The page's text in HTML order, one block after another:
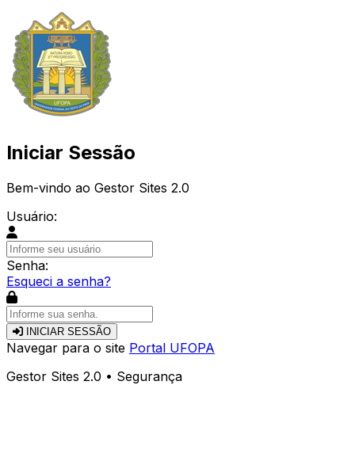
Iniciar Sessão
Bem-vindo ao Gestor Sites 2.0
Usuário:
Senha:
Esqueci a senha?
INICIAR SESSÃO
Navegar para o site Portal UFOPA
Gestor Sites 2.0 • Segurança